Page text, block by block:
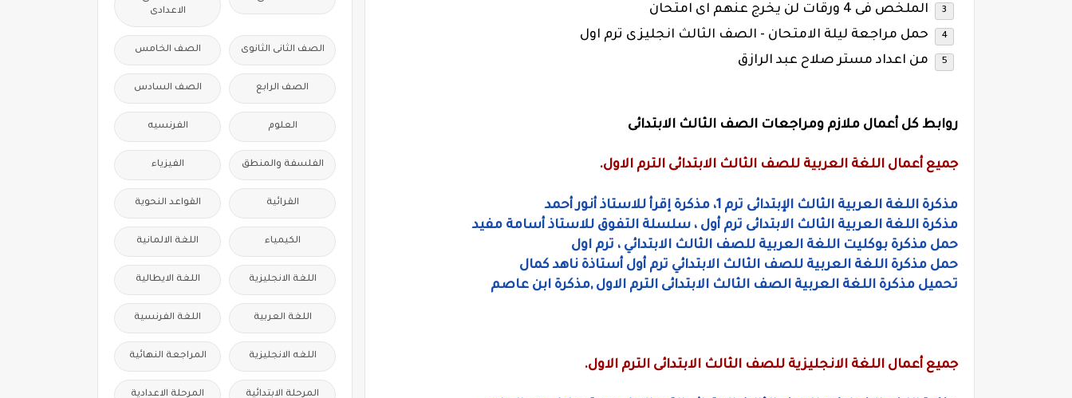
الملخص فى 4 ورقات لن يخرج عنهم اى امتحان
حمل مراجعة ليلة الامتحان - الصف الثالث انجليزى ترم اول
من اعداد مستر صلاح عبد الرازق
روابط كل أعمال ملازم ومراجعات الصف الثالث الابتدائى
جميع أعمال اللغة العربية للصف الثالث الابتدائى الترم الاول.
مذكرة اللغة العربية الثالث الإبتدائى ترم 1، مذكرة إقرأ للاستاذ أنور أحمد
مذكرة اللغة العربية الثالث الابتدائى ترم أول ، سلسلة التفوق للاستاذ أسامة مفيد
حمل مذكرة بوكليت اللغة العربية للصف الثالث الابتدائي ، ترم اول
حمل مذكرة اللغة العربية للصف الثالث الابتدائي ترم أول أستاذة ناهد كمال
تحميل مذكرة اللغة العربية الصف الثالث الابتدائى الترم الاول ,مذكرة ابن عاصم
جميع أعمال اللغة الانجليزية للصف الثالث الابتدائى الترم الاول.
الاعدادى
الصف الثانى الثانوى الصف الخامس
الصف الرابع الصف السادس
العلوم الفرنسيه
الفلسفة والمنطق الفيزياء
القرائية القواعد النحوية
الكيمياء اللغة الالمانية
اللغة الانجليزية اللغة الايطالية
اللغة العربية اللغة الفرنسية
اللغه الانجليزية المراجعة النهائية
المرحلة الابتدائية المرحلة الاعدادية